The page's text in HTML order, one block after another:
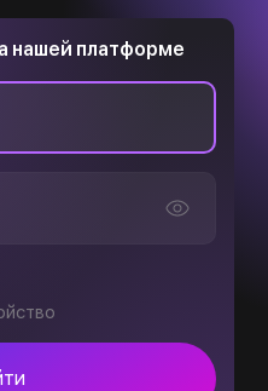
нашей платформе